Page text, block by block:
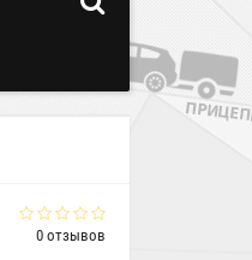
0 отзывов